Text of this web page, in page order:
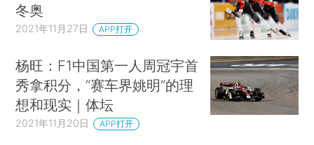
冬奥
2021年11月27日 APP打开
杨旺：F1中国第一人周冠宇首
秀拿积分，“赛车界姚明”的理
想和现实｜体坛
2021年11月20日 APP打开